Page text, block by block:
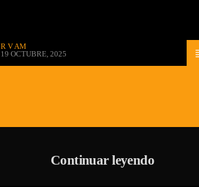
R V AM
19 OCTUBRE, 2025
Continuar leyendo